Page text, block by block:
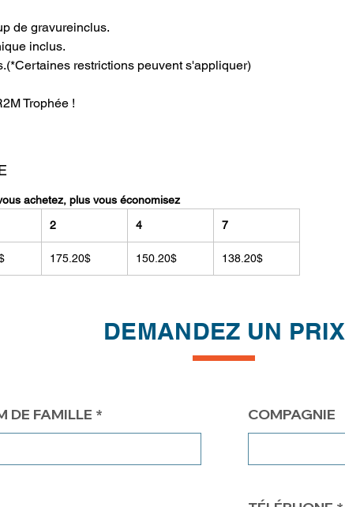
de gravureinclus.
inclus.
restrictions peuvent s'appliquer)
Trophée !
achetez, plus vous économisez
2 4 7
175.20$ 150.20$ 138.20$
DEMANDEZ UN PRIX
DE FAMILLE COMPAGNIE